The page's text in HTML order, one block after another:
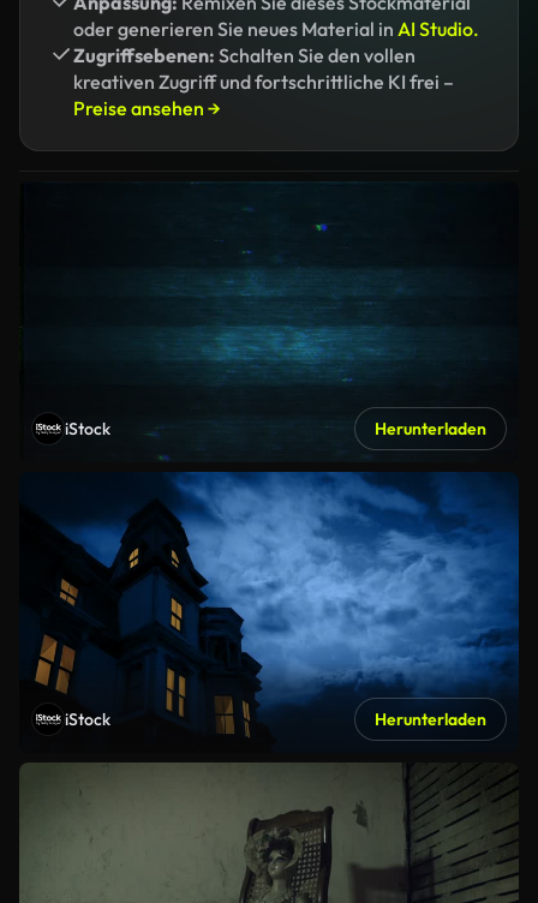
oder generieren Sie neues Material in AI Studio.
Zugriffsebenen: Schalten Sie den vollen
kreativen Zugriff und fortschrittliche KI frei –
Preise ansehen →
iStock Herunterladen
iStock Herunterladen